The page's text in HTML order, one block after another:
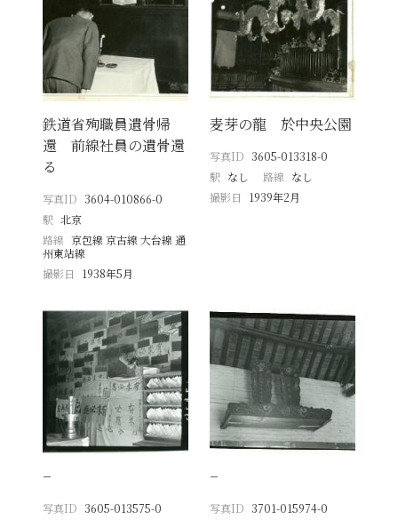
鉄道省殉職員遺骨帰
還 前線社員の遺骨還
る
写真ID 3604-010866-0
駅 北京
路線 京包線 京古線 大台線 通
州東站線
撮影日
1938年5月
麦芽の龍 於中央公園
写真ID 3605-013318-0
駅 なし 路線 なし
撮影日
1939年2月
−
写真ID 3605-013575-0
−
写真ID 3701-015974-0